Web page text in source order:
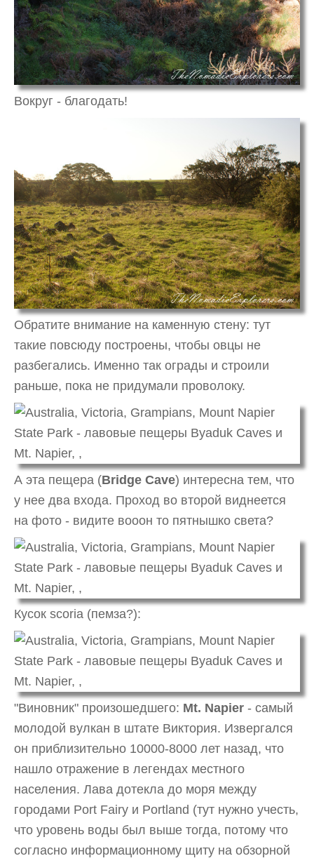
Вокруг - благодать!
Обратите внимание на каменную стену: тут
такие повсюду построены, чтобы овцы не
разбегались. Именно так ограды и строили
раньше, пока не придумали проволоку.
А эта пещера (Bridge Cave) интересна тем, что
у нее два входа. Проход во второй виднеется
на фото - видите вооон то пятнышко света?
Кусок scoria (пемза?):
"Виновник" произошедшего: Mt. Napier - самый
молодой вулкан в штате Виктория. Извергался
он приблизительно 10000-8000 лет назад, что
нашло отражение в легендах местного
населения. Лава дотекла до моря между
городами Port Fairy и Portland (тут нужно учесть,
что уровень воды был выше тогда, потому что
согласно информационному щиту на обзорной